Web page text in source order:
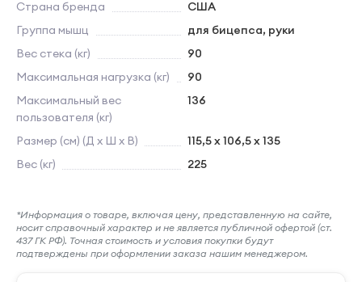
Страна бренда
США
Группа мышц
для бицепса, руки
Вес стека (кг)
90
Максимальная нагрузка (кг)
90
Максимальный вес
пользователя (кг)
136
Размер (см) (Д х Ш х В)
115,5 x 106,5 x 135
Вес (кг)
225
*Информация о товаре, включая цену, представленную на сайте,
носит справочный характер и не является публичной офертой (ст.
437 ГК РФ). Точная стоимость и условия покупки будут
подтверждены при оформлении заказа нашим менеджером.